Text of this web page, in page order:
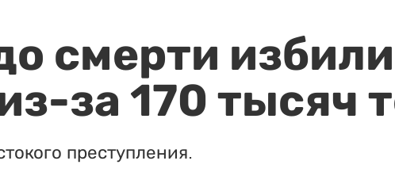
смерти
за 170 тысяч
преступления.